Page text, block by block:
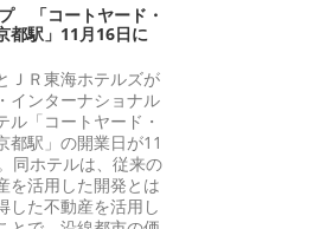
「コートヤード・
都駅」11月16日に
ＪＲ東海ホテルズが
インターナショナル
ル「コートヤード・
都駅」の開業日が11
同ホテルは、従来の
を活用した開発とは
した不動産を活用し